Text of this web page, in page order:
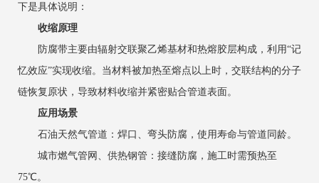
下是具体说明：
收缩原理
防腐带主要由辐射交联聚乙烯基材和热熔胶层构成，利用“记
忆效应”实现收缩。当材料被加热至熔点以上时，交联结构的分子
链恢复原状，导致材料收缩并紧密贴合管道表面。
应用场景
石油天然气管道：焊口、弯头防腐，使用寿命与管道同龄。
城市燃气管网、供热钢管：接缝防腐，施工时需预热至
75℃。